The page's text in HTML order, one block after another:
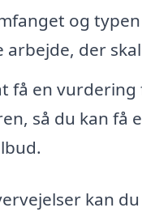
og
arbejde, der
få en vurdering
så du kan få
kan